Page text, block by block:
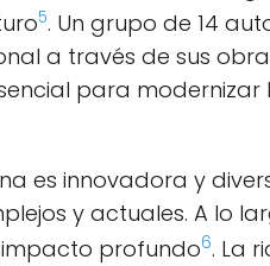
5. Un grupo de 14
a través de sus
para modernizar
es innovadora y
y actuales. A lo
profundo6. La